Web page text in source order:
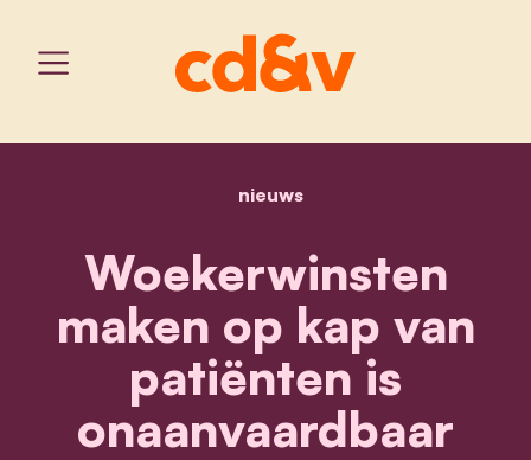
home
nieuwswoekerwinsten maken
Woekerwinsten
maken op kap van
patiënten is
onaanvaardbaar